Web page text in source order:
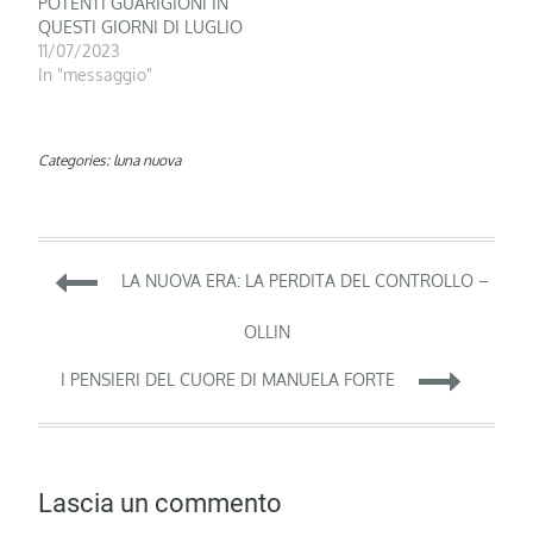
QUESTI GIORNI DI LUGLIO
11/07/2023
In "messaggio"
Categories: luna nuova
Navigazione
LA NUOVA ERA: LA PERDITA DEL CONTROLLO –
OLLIN
I PENSIERI DEL CUORE DI MANUELA FORTE
Lascia un commento